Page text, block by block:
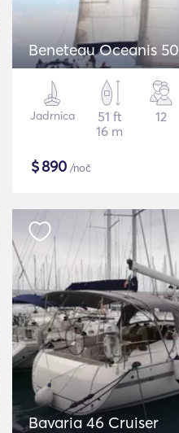
Beneteau Oceanis 50
Jadrnica
51 ft
16 m
12
$890 /noč
Bavaria 46 Cruiser